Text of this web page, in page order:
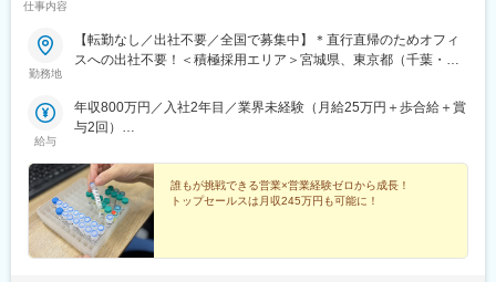
仕事内容
勤務地
【転勤なし／出社不要／全国で募集中】＊直行直帰のためオフィ
スへの出社不要！＜積極採用エリア＞宮城県、東京都（千葉・埼
給与
年収800万円／入社2年目／業界未経験（月給25万円＋歩合給＋賞
与2回）
賞与2回）
誰もが挑戦できる営業×営業経験ゼロから成長！
トップセールスは月収245万円も可能に！